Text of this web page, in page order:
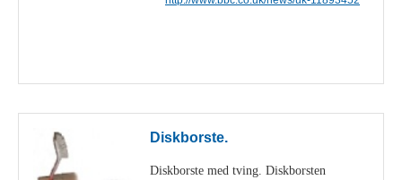
Diskborste.
Diskborste med tving. Diskborsten